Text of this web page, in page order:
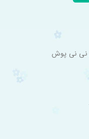
نی نی پوش